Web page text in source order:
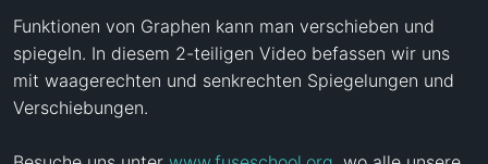
Funktionen von Graphen kann man verschieben und
spiegeln. In diesem 2-teiligen Video befassen wir uns
mit waagerechten und senkrechten Spiegelungen und
Verschiebungen.